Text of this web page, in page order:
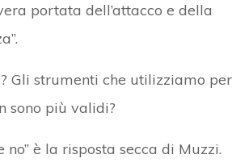
portata dell’attacco e della
Gli strumenti che utilizziamo per
sono più validi?
no” è la risposta secca di Muzzi.